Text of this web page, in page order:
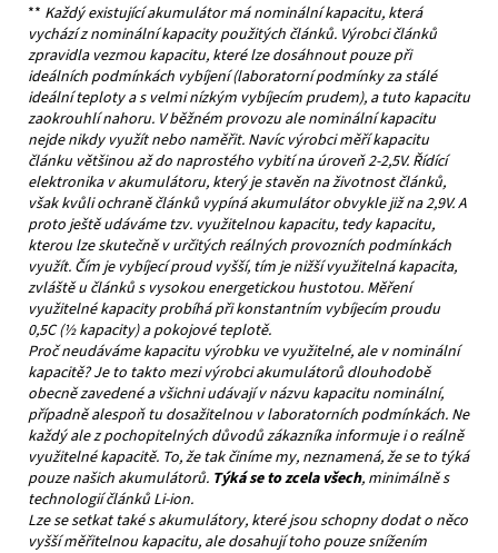
** Každý existující akumulátor má nominální kapacitu, která
vychází z nominální kapacity použitých článků. Výrobci článků
zpravidla vezmou kapacitu, které lze dosáhnout pouze při
ideálních podmínkách vybíjení (laboratorní podmínky za stálé
ideální teploty a s velmi nízkým vybíjecím prudem), a tuto kapacitu
zaokrouhlí nahoru. V běžném provozu ale nominální kapacitu
nejde nikdy využít nebo naměřit. Navíc výrobci měří kapacitu
článku většinou až do naprostého vybití na úroveň 2-2,5V. Řídící
elektronika v akumulátoru, který je stavěn na životnost článků,
však kvůli ochraně článků vypíná akumulátor obvykle již na 2,9V. A
proto ještě udáváme tzv. využitelnou kapacitu, tedy kapacitu,
kterou lze skutečně v určitých reálných provozních podmínkách
využít. Čím je vybíjecí proud vyšší, tím je nižší využitelná kapacita,
zvláště u článků s vysokou energetickou hustotou. Měření
využitelné kapacity probíhá při konstantním vybíjecím proudu
0,5C (½ kapacity) a pokojové teplotě.
Proč neudáváme kapacitu výrobku ve využitelné, ale v nominální
kapacitě? Je to takto mezi výrobci akumulátorů dlouhodobě
obecně zavedené a všichni udávají v názvu kapacitu nominální,
případně alespoň tu dosažitelnou v laboratorních podmínkách. Ne
každý ale z pochopitelných důvodů zákazníka informuje i o reálně
využitelné kapacitě. To, že tak činíme my, neznamená, že se to týká
pouze našich akumulátorů. Týká se to zcela všech, minimálně s
technologií článků Li-ion.
Lze se setkat také s akumulátory, které jsou schopny dodat o něco
vyšší měřitelnou kapacitu, ale dosahují toho pouze snížením